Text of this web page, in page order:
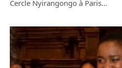
Cercle Nyirangongo à Paris…